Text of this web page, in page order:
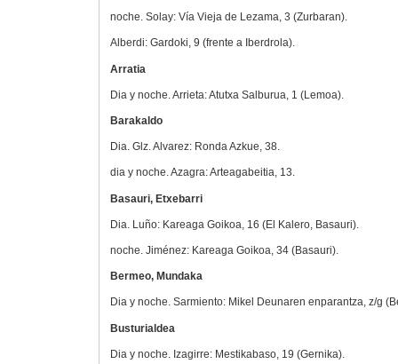
noche. Solay: Vía Vieja de Lezama, 3 (Zurbaran).
Alberdi: Gardoki, 9 (frente a Iberdrola).
Arratia
Dia y noche. Arrieta: Atutxa Salburua, 1 (Lemoa).
Barakaldo
Dia. Glz. Alvarez: Ronda Azkue, 38.
dia y noche. Azagra: Arteagabeitia, 13.
Basauri, Etxebarri
Dia. Luño: Kareaga Goikoa, 16 (El Kalero, Basauri).
noche. Jiménez: Kareaga Goikoa, 34 (Basauri).
Bermeo, Mundaka
Dia y noche. Sarmiento: Mikel Deunaren enparantza, z/g
Busturialdea
Dia y noche. Izagirre: Mestikabaso, 19 (Gernika).